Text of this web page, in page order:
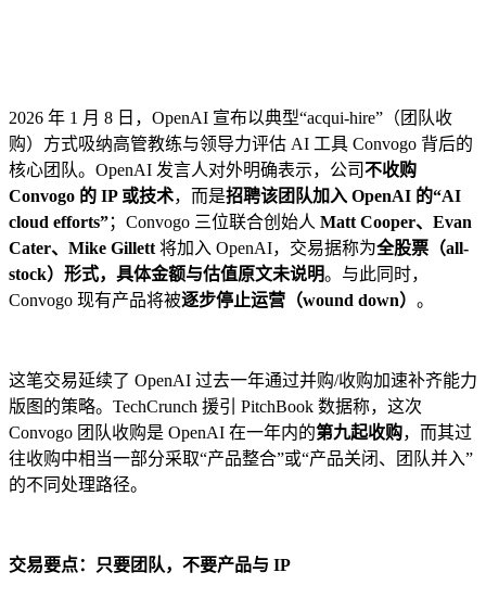
2026 年 1 月 8 日，OpenAI 宣布以典型“acqui-hire”（团队收
购）方式吸纳高管教练与领导力评估 AI 工具 Convogo 背后的
核心团队。OpenAI 发言人对外明确表示，公司不收购
Convogo 的 IP 或技术，而是招聘该团队加入 OpenAI 的“AI
cloud efforts”；Convogo 三位联合创始人 Matt Cooper、Evan
Cater、Mike Gillett 将加入 OpenAI，交易据称为全股票（all-
stock）形式，具体金额与估值原文未说明。与此同时，
Convogo 现有产品将被逐步停止运营（wound down） 。
这笔交易延续了 OpenAI 过去一年通过并购/收购加速补齐能力
版图的策略。TechCrunch 援引 PitchBook 数据称，这次
Convogo 团队收购是 OpenAI 在一年内的第九起收购，而其过
往收购中相当一部分采取“产品整合”或“产品关闭、团队并入”
的不同处理路径。
交易要点：只要团队，不要产品与 IP